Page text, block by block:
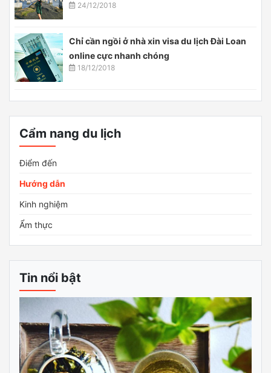
Cẩm nang du lịch
Điểm đến
Hướng dẫn
Kinh nghiệm
Ẩm thực
Tin nổi bật
24/12/2018
Chỉ cần ngồi ở nhà xin visa du lịch Đài Loan
online cực nhanh chóng
18/12/2018